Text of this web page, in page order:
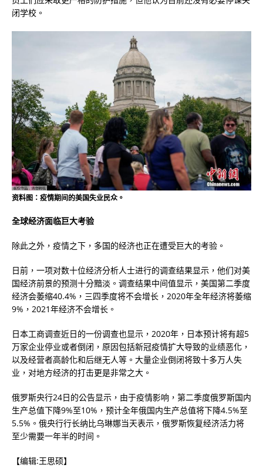
闭学校。
资料图：疫情期间的美国失业民众。
全球经济面临巨大考验
除此之外，疫情之下，多国的经济也正在遭受巨大的考验。
日前，一项对数十位经济分析人士进行的调查结果显示，他们对美
国经济前景的预测十分黯淡。调查结果中间值显示，美国第二季度
经济会萎缩40.4%，三四季度将不会增长，2020年全年经济将萎缩
9%，2021年经济不会增长。
日本工商调查近日的一份调查也显示，2020年，日本预计将有超5
万家企业停业或者倒闭，原因包括新冠疫情扩大导致的业绩恶化，
以及经营者高龄化和后继无人等。大量企业倒闭将致十多万人失
业，对地方经济的打击更是非常之大。
俄罗斯央行24日的公告显示，由于疫情影响，第二季度俄罗斯国内
生产总值下降9%至10%，预计全年俄国内生产总值将下降4.5%至
5.5%。俄央行行长纳比乌琳娜当天表示，俄罗斯恢复经济活力将
至少需要一年半的时间。
【编辑:王思硕】